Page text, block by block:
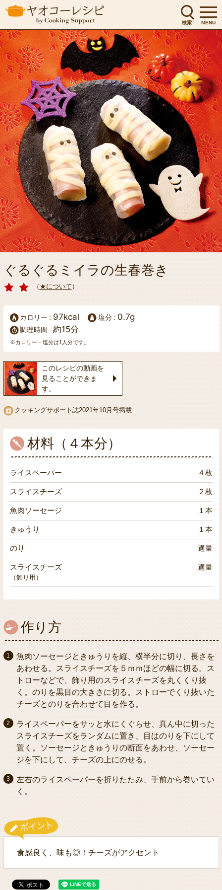
検索 MENU
ぐるぐるミイラの生春巻き
（ ★について ）
カロリー 97kcal 塩分 0.7g
調理時間 約15分
※カロリー・塩分は1人分です。
このレシピの動画を
見ることができま
す。
クッキングサポート誌2021年10月号掲載
材料（４本分）
ライスペーパー ４枚
スライスチーズ ２枚
魚肉ソーセージ １本
きゅうり １本
のり 適量
スライスチーズ 適量
（飾り用）
作り方
魚肉ソーセージときゅうりを縦、横半分に切り、長さを
あわせる。スライスチーズを５ｍｍほどの幅に切る。ス
トローなどで、飾り用のスライスチーズを丸くくり抜
く。のりを黒目の大きさに切る。ストローでくり抜いた
チーズとのりを合わせて目を作る。
ライスペーパーをサッと水にくぐらせ、真ん中に切った
スライスチーズをランダムに置き、目はのりを下にして
置く。ソーセージときゅうりの断面をあわせ、ソーセー
ジを下にして、チーズの上にのせる。
左右のライスペーパーを折りたたみ、手前から巻いてい
く。
食感良く、味も◎！チーズがアクセント